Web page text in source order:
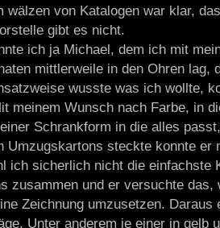
wälzen von Katalogen war klar,
gibt es nicht.
ich ja Michael, dem ich mit
mittlerweile in den Ohren lag,
wusste was ich wollte,
meinem Wunsch nach Farbe, in
Schrankform in die alles
Umzugskartons steckte konnte er
ich sicherlich nicht die einfachste
zusammen und er versuchte das,
Zeichnung umzusetzen. Daraus
Unter anderem je einer in gelb